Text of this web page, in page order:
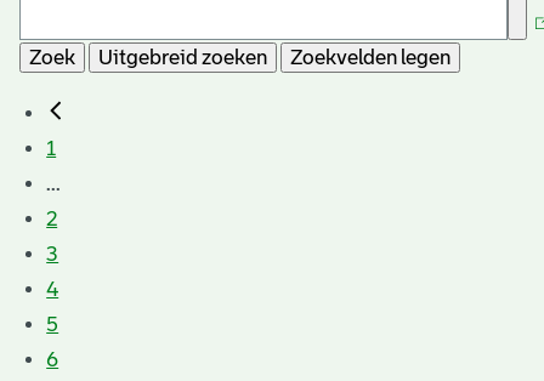
Zoek Uitgebreid zoeken Zoekvelden legen
1
...
2
3
4
5
6